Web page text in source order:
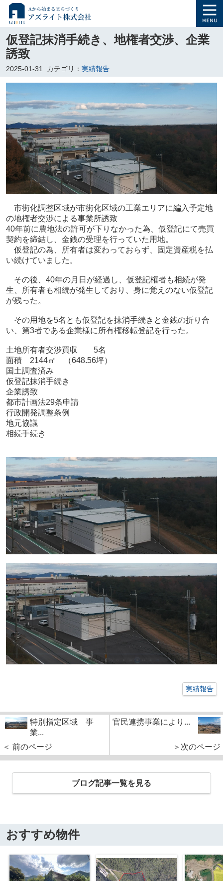
仮登記抹消手続き、地権者交渉、企業
誘致
2025-01-31 カテゴリ： 実績報告
市街化調整区域が市街化区域の工業エリアに編入予定地
の地権者交渉による事業所誘致
40年前に農地法の許可が下りなかった為、仮登記にて売買
契約を締結し、金銭の受理を行っていた用地。
仮登記の為、所有者は変わっておらず、固定資産税を払
い続けていました。
その後、40年の月日が経過し、仮登記権者も相続が発
生、所有者も相続が発生しており、身に覚えのない仮登記
が残った。
その用地を5名とも仮登記を抹消手続きと金銭の折り合
い、第3者である企業様に所有権移転登記を行った。
土地所有者交渉買収 5名
面積 2144㎡ （648.56坪）
国土調査済み
仮登記抹消手続き
企業誘致
都市計画法29条申請
行政開発調整条例
地元協議
相続手続き
実績報告
特別指定区域 事
業...
＜ 前のページ
官民連携事業により...
＞次のページ
ブログ記事一覧を見る
おすすめ物件